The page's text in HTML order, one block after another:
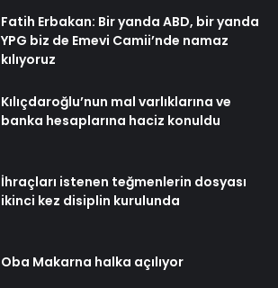
Fatih Erbakan: Bir yanda ABD, bir yanda
YPG biz de Emevi Camii’nde namaz
kılıyoruz
Kılıçdaroğlu’nun mal varlıklarına ve
banka hesaplarına haciz konuldu
İhraçları istenen teğmenlerin dosyası
ikinci kez disiplin kurulunda
Oba Makarna halka açılıyor